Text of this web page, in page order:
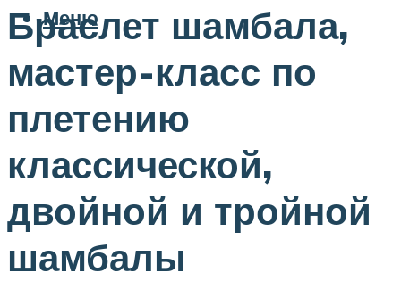
Меню
Браслет шамбала,
мастер-класс по
плетению
классической,
двойной и тройной
шамбалы